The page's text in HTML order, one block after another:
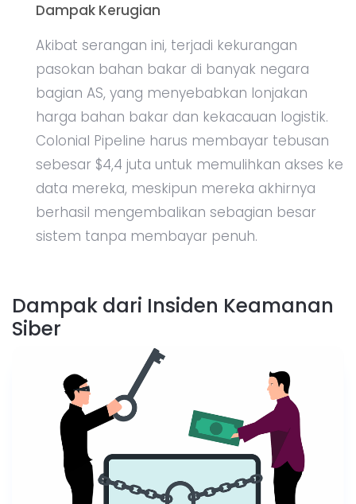
Dampak Kerugian
Akibat serangan ini, terjadi kekurangan
pasokan bahan bakar di banyak negara
bagian AS, yang menyebabkan lonjakan
harga bahan bakar dan kekacauan logistik.
Colonial Pipeline harus membayar tebusan
sebesar $4,4 juta untuk memulihkan akses ke
data mereka, meskipun mereka akhirnya
berhasil mengembalikan sebagian besar
sistem tanpa membayar penuh.
Dampak dari Insiden Keamanan
Siber